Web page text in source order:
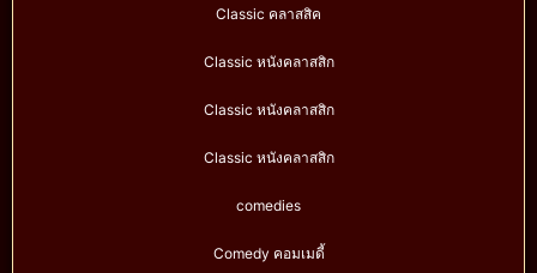
Classic คลาสสิค
Classic หนังคลาสสิก
Classic หนังคลาสสิก
Classic หนังคลาสสิก
comedies
Comedy คอมเมดี้